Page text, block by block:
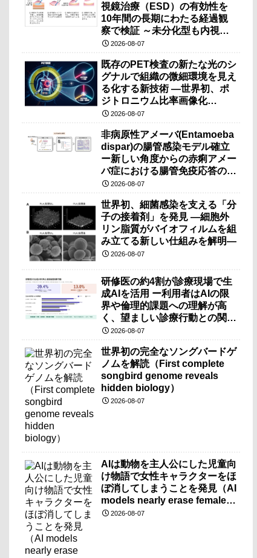
視鏡治療（ESD）の有効性を
10年間の長期にわたる経過観
察で検証 ～未分化型も内視鏡
治療で胃の温存が可能～
2026-08-07
既存のPET検査の新たな光のシ
グナルで組織の微細環境を見え
る化する新技術 ―世界初、ポ
ジトロニウム比率画像化
（PRI）の原理検証に成功―
2026-08-07
非病原性アメーバ(Entamoeba
dispar)の腸管感染モデル確立
ー新しい角度からの赤痢アメー
バ症における腸管免疫応答の理
解に期待ー
2026-08-07
世界初、細菌感染を支える「分
子の接着剤」を発見 ―細胞外
リン脂質がバイオフィルムを組
み立てる新しい仕組みを解明―
2026-08-07
研修医の約4割が診療現場で生
成AIを活用 ー利用者はAIの限
界や倫理的課題への理解が高
く、望ましい診療行動との関連
も確認ー
2026-08-07
世界初の完全なソングバードゲ
ノムを解読（First complete
songbird genome reveals
hidden biology）
2026-08-07
AIは動物を主人公にした児童向
け物語で女性キャラクターをほ
ぼ消してしまうことを発見（AI
models nearly erase female
characters when they write
2026-08-07